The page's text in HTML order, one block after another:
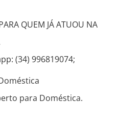
QUEM JÁ ATUOU NA
(34) 996819074;
para Doméstica.